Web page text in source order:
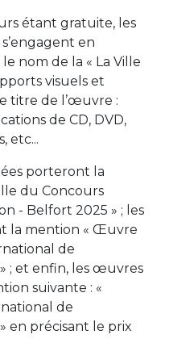
étant gratuite, les
en
nom de la « La Ville
visuels et
titre de l’œuvre :
de CD, DVD,
etc...
porteront la
du Concours
- Belfort 2025 » ; les
la mention « Œuvre
de
; et enfin, les œuvres
suivante : «
de
en précisant le prix